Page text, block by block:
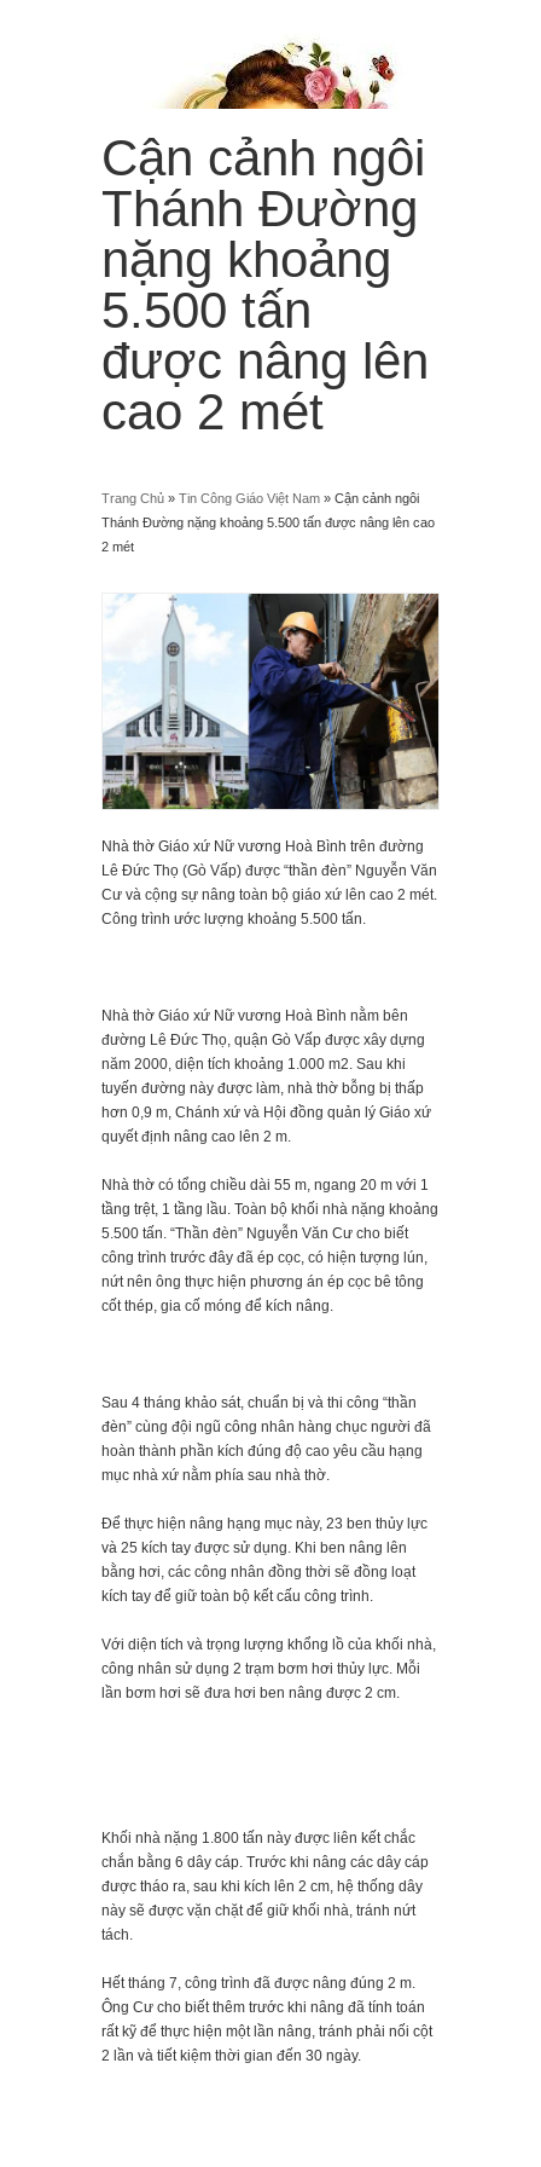
“Từ trời cao, Em sẽ làm mưa hoa hồng rơi xuống trần
gian!”
Menu
Cận cảnh ngôi
Thánh Đường
nặng khoảng
5.500 tấn
được nâng lên
cao 2 mét
Trang Chủ » Tin Công Giáo Việt Nam » Cận cảnh ngôi
Thánh Đường nặng khoảng 5.500 tấn được nâng lên cao
2 mét
Nhà thờ Giáo xứ Nữ vương Hoà Bình trên đường
Lê Đức Thọ (Gò Vấp) được “thần đèn” Nguyễn Văn
Cư và cộng sự nâng toàn bộ giáo xứ lên cao 2 mét.
Công trình ước lượng khoảng 5.500 tấn.
Nhà thờ Giáo xứ Nữ vương Hoà Bình nằm bên
đường Lê Đức Thọ, quận Gò Vấp được xây dựng
năm 2000, diện tích khoảng 1.000 m2. Sau khi
tuyến đường này được làm, nhà thờ bỗng bị thấp
hơn 0,9 m, Chánh xứ và Hội đồng quản lý Giáo xứ
quyết định nâng cao lên 2 m.
Nhà thờ có tổng chiều dài 55 m, ngang 20 m với 1
tầng trệt, 1 tầng lầu. Toàn bộ khối nhà nặng khoảng
5.500 tấn. “Thần đèn” Nguyễn Văn Cư cho biết
công trình trước đây đã ép cọc, có hiện tượng lún,
nứt nên ông thực hiện phương án ép cọc bê tông
cốt thép, gia cố móng để kích nâng.
Sau 4 tháng khảo sát, chuẩn bị và thi công “thần
đèn” cùng đội ngũ công nhân hàng chục người đã
hoàn thành phần kích đúng độ cao yêu cầu hạng
mục nhà xứ nằm phía sau nhà thờ.
Để thực hiện nâng hạng mục này, 23 ben thủy lực
và 25 kích tay được sử dụng. Khi ben nâng lên
bằng hơi, các công nhân đồng thời sẽ đồng loạt
kích tay để giữ toàn bộ kết cấu công trình.
Với diện tích và trọng lượng khổng lồ của khối nhà,
công nhân sử dụng 2 trạm bơm hơi thủy lực. Mỗi
lần bơm hơi sẽ đưa hơi ben nâng được 2 cm.
Khối nhà nặng 1.800 tấn này được liên kết chắc
chắn bằng 6 dây cáp. Trước khi nâng các dây cáp
được tháo ra, sau khi kích lên 2 cm, hệ thống dây
này sẽ được vặn chặt để giữ khối nhà, tránh nứt
tách.
Hết tháng 7, công trình đã được nâng đúng 2 m.
Ông Cư cho biết thêm trước khi nâng đã tính toán
rất kỹ để thực hiện một lần nâng, tránh phải nối cột
2 lần và tiết kiệm thời gian đến 30 ngày.